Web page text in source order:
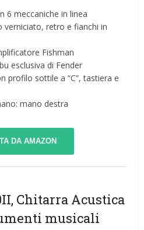
6 meccaniche in linea
verniciato, retro e fianchi in
Fishman
esclusiva di Fender
profilo sottile a “C”, tastiera e
mano destra
DA AMAZON
Chitarra Acustica
musicali